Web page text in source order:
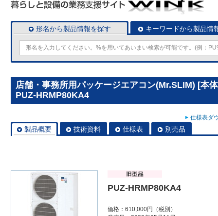
形名から製品情報を探す キーワードから製品情
店舗・事務所用パッケージエアコン(Mr.SLIM) [本
PUZ-HRMP80KA4
仕様表ダ
製品概要 技術資料 仕様表 別売品
PUZ-HRMP80KA4
価格：610,000円（税別）